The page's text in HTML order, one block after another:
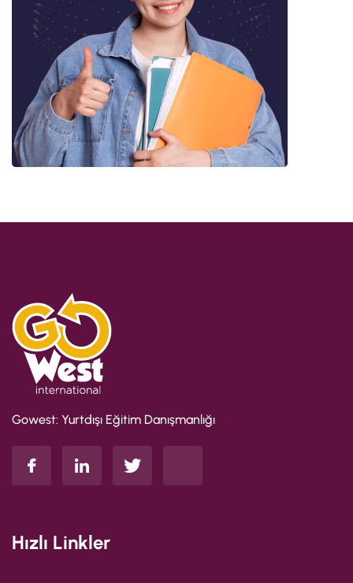
Gowest: Yurtdışı Eğitim Danışmanlığı
Hızlı Linkler